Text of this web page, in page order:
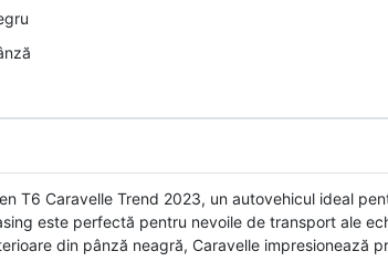
T6 Caravelle Trend 2023, un autovehicul ideal
este perfectă pentru nevoile de transport ale
din pânză neagră, Caravelle impresionează